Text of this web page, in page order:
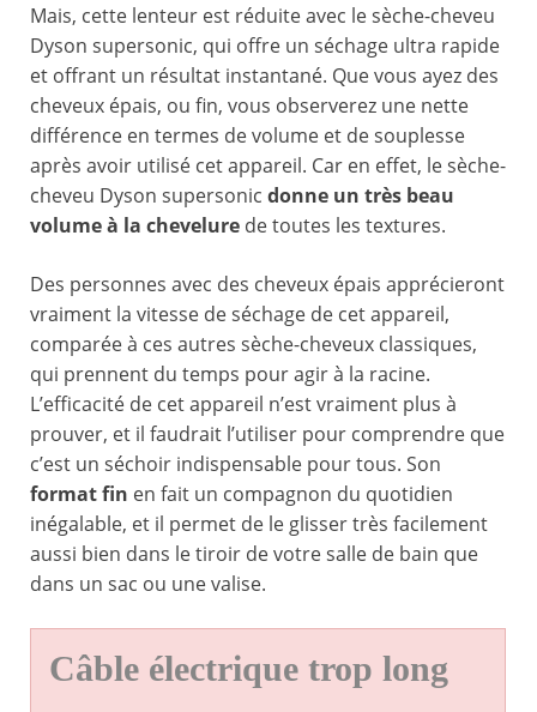
Mais, cette lenteur est réduite avec le sèche-cheveu
Dyson supersonic, qui offre un séchage ultra rapide
et offrant un résultat instantané. Que vous ayez des
cheveux épais, ou fin, vous observerez une nette
différence en termes de volume et de souplesse
après avoir utilisé cet appareil. Car en effet, le sèche-
cheveu Dyson supersonic donne un très beau
volumeà la chevelure de toutes les textures.
Des personnes avec des cheveux épais apprécieront
vraiment la vitesse de séchage de cet appareil,
comparée à ces autres sèche-cheveux classiques,
qui prennent du temps pour agir à la racine.
L’efficacité de cet appareil n’est vraiment plus à
prouver, et il faudrait l’utiliser pour comprendre que
c’est un séchoir indispensable pour tous. Son
format fin en fait un compagnon du quotidien
inégalable, et il permet de le glisser très facilement
aussi bien dans le tiroir de votre salle de bain que
dans un sac ou une valise.
Câble électrique trop long